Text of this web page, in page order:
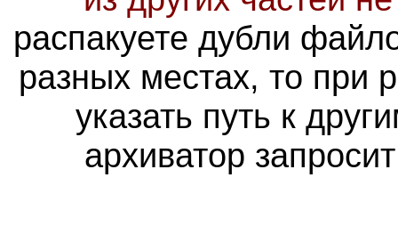
распакуете дубли
разных местах, то при
указать путь к
архиватор